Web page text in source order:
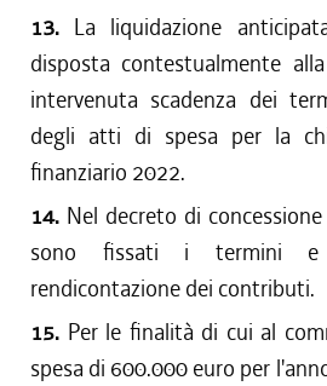
13. La liquidazione
disposta contestualmente
intervenuta scadenza dei
degli atti di spesa per la
finanziario 2022.
14. Nel decreto di
sono fissati i termini
rendicontazione dei contributi.
15. Per le finalità di cui al
spesa di 600.000 euro per